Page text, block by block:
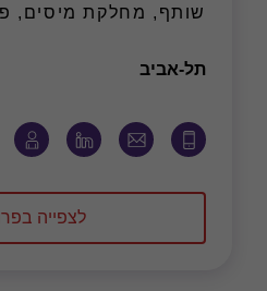
שותף, מחלקת מיסים,
תל-אביב
לצפייה